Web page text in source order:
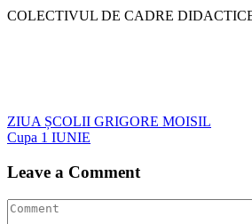
COLECTIVUL DE CADRE
Navigare
în
articole
ZIUA ȘCOLII GRIGORE MOISIL
Cupa 1 IUNIE
Leave a Comment